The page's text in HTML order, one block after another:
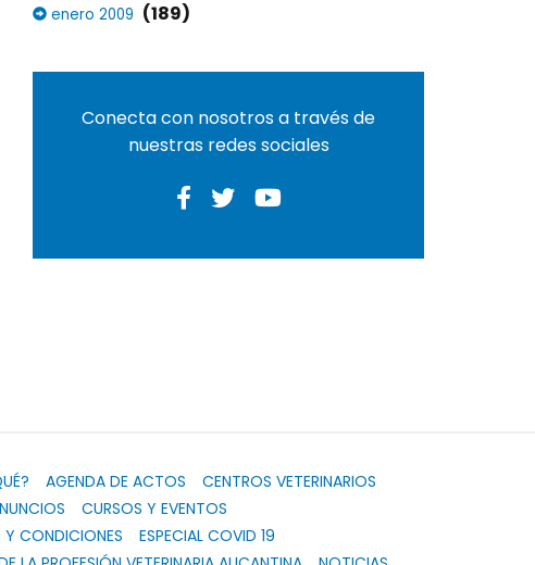
enero 2009 (189)
Conecta con nosotros a través de
nuestras redes sociales
AGENDA DE ACTOS
CENTROS VETERINARIOS
CURSOS Y EVENTOS
Y CONDICIONES
ESPECIAL COVID 19